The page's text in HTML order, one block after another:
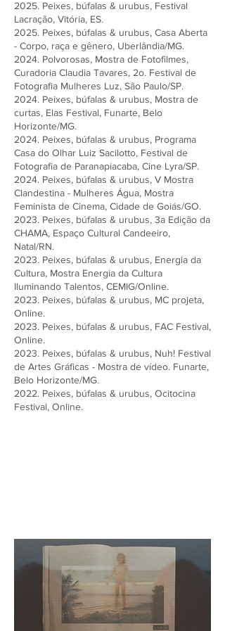
2025. Peixes, búfalas & urubus, Festival
Lacração, Vitória, ES.
2025. Peixes, búfalas & urubus, Casa Aberta
- Corpo, raça e gênero, Uberlândia/MG.
2024. Polvorosas, Mostra de Fotofilmes,
Curadoria Claudia Tavares, 2o. Festival de
Fotografia Mulheres Luz, São Paulo/SP.
2024. Peixes, búfalas & urubus, Mostra de
curtas, Elas Festival, Funarte, Belo
Horizonte/MG.
2024. Peixes, búfalas & urubus, Programa
Casa do Olhar Luiz Sacilotto, Festival de
Fotografia de Paranapiacaba, Cine Lyra/SP.
2024. Peixes, búfalas & urubus, V Mostra
Clandestina - Mulheres Água, Mostra
Feminista de Cinema, Cidade de Goiás/GO.
2023. Peixes, búfalas & urubus, 3a Edição da
CHAMA, Espaço Cultural Candeeiro,
Natal/RN.
2023. Peixes, búfalas & urubus, Energia da
Cultura, Mostra Energia da Cultura
Iluminando Talentos, CEMIG/Online.
2023. Peixes, búfalas & urubus, MC projeta,
Online.
2023. Peixes, búfalas & urubus, FAC Festival,
Online.
2023. Peixes, búfalas & urubus, Nuh! Festival
de Artes Gráficas - Mostra de vídeo. Funarte,
Belo Horizonte/MG.
2022. Peixes, búfalas & urubus, Ocitocina
Festival, Online.